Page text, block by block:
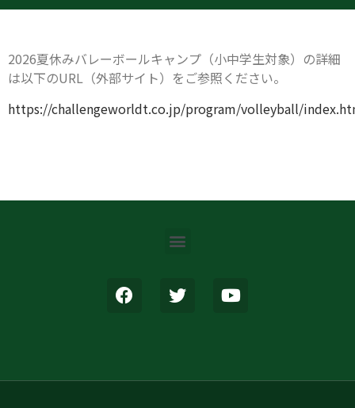
2026夏休みバレーボールキャンプ（小中学生対象）の詳細
は以下のURL（外部サイト）をご参照ください。
https://challengeworldt.co.jp/program/volleyball/